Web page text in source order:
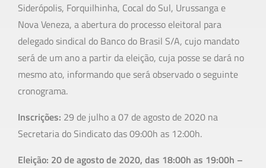
Siderópolis, Forquilhinha, Cocal do Sul, Urussanga e
Nova Veneza, a abertura do processo eleitoral para
delegado sindical do Banco do Brasil S/A, cujo mandato
será de um ano a partir da eleição, cuja posse se dará no
mesmo ato, informando que será observado o seguinte
cronograma.
Inscrições: 29 de julho a 07 de agosto de 2020 na
Secretaria do Sindicato das 09:00h as 12:00h.
Eleição: 20 de agosto de 2020, das 18:00h as 19:00h –